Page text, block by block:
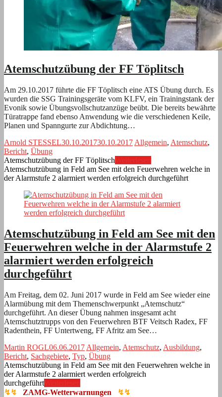
Atemschutzübung der FF Töplitsch
Am 29.10.2017 führte die FF Töplitsch eine ATS Übung durch. Es
wurden die SSG Trainingsgeräte vom KLFV, ein Trainingstank der
Evonik sowie Übungsvollschutzanzüge beübt. Die bereits bewährte
Türatrappe fand ebenso Anwendung wie die verschiedenen Keile,
Planen und Spanngurte zur Abdichtung…
Arnold STESSEL30.10.201730.10.2017 Allgemein, Atemschutz,
Bericht, Übung
Atemschutzübung der FF Töplitsch
Atemschutzübung in Feld am See mit den Feuerwehren welche in
der Alarmstufe 2 alarmiert werden erfolgreich durchgeführt
Atemschutzübung in Feld am See mit den
Feuerwehren welche in der Alarmstufe 2
alarmiert werden erfolgreich
durchgeführt
Am Freitag, dem 02. Juni 2017 wurde in Feld am See wieder eine
Alarmübung mit dem Themenschwerpunkt „Atemschutz“
durchgeführt. An dieser Übung nahmen insgesamt acht
Atemschutztrupps von den Feuerwehren BTF Veitsch Radex, FF
Radenthein, FF Untertweng, FF Afritz am See…
Martin ROGL06.06.2017 Allgemein, Atemschutz, Ausbildung,
Bericht, Sachgebiete, Typ, Übung
Atemschutzübung in Feld am See mit den Feuerwehren welche in
der Alarmstufe 2 alarmiert werden erfolgreich
durchgeführt
↯↯
ZAMG-Wetterwarnungen ↯↯